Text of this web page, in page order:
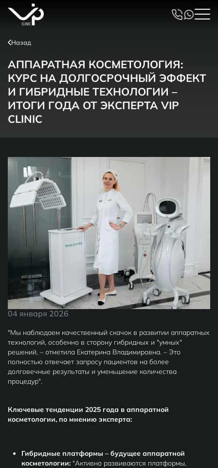
Назад
АППАРАТНАЯ КОСМЕТОЛОГИЯ:
КУРС НА ДОЛГОСРОЧНЫЙ ЭФФЕКТ
И ГИБРИДНЫЕ ТЕХНОЛОГИИ –
ИТОГИ ГОДА ОТ ЭКСПЕРТА VIP
CLINIC
04 января 2026
"Мы наблюдаем качественный скачок в развитии аппаратных
технологий, особенно в сторону гибридных и "умных"
решений, – отметила Екатерина Владимировна. – Это
полностью отвечает запросу пациентов на более
долговечные результаты и уменьшение количества
процедур".
Ключевые тенденции 2025 года в аппаратной
косметологии, по мнению эксперта:
Гибридные платформы – будущее аппаратной
косметологии: "Активно развиваются платформы,